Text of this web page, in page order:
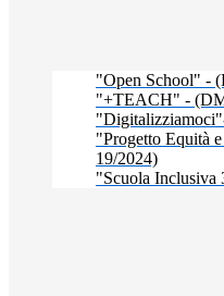
"Open School" -
"+TEACH" -
"Progetto Equità
19/2024)
"Scuola